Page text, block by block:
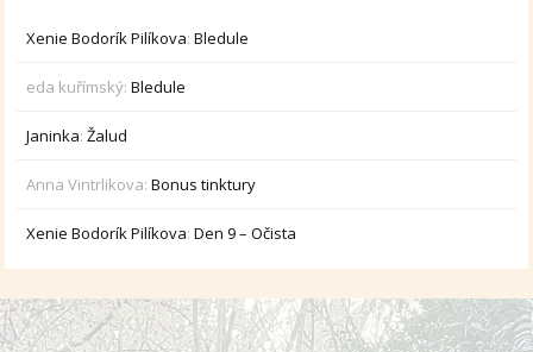
Xenie Bodorík Pilíkova:Bledule
eda kuřímský:Bledule
Janinka:Žalud
Anna Vintrlikova:Bonus tinktury
Xenie Bodorík Pilíkova:Den 9 – Očista